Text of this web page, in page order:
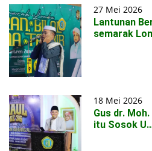
27 Mei 2026
Lantunan
semarak
18 Mei 2026
Gus dr.
itu Sosok